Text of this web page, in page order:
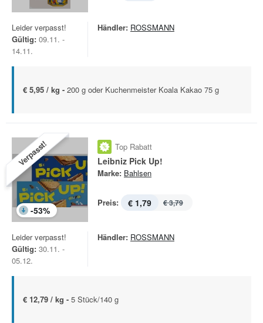
Leider verpasst!
Gültig: 09.11. -
14.11.
Händler: ROSSMANN
€ 5,95 / kg - 200 g oder Kuchenmeister Koala Kakao 75 g
Verpasst!
-53%
Top Rabatt
Leibniz Pick Up!
Marke: Bahlsen
Preis: € 1,79 € 3,79
Leider verpasst!
Gültig: 30.11. -
05.12.
Händler: ROSSMANN
€ 12,79 / kg - 5 Stück/140 g